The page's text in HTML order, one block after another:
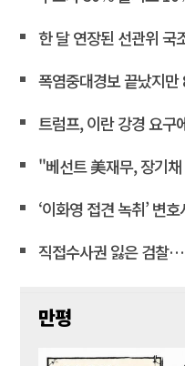
한 달 연장된 선관위 국
폭염중대경보 끝났지만 8
트럼프, 이란 강경 요구
"베선트 美재무, 장기
‘이화영 접견 녹취’ 변호
직접수사권 잃은 검찰… 대검 과학
만평